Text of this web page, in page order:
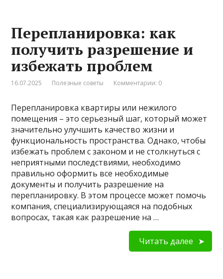
Перепланировка: как
получить разрешение и
избежать проблем
16.07.2025 Полезные советы Комментарии: 0
Перепланировка квартиры или нежилого
помещения – это серьезный шаг, который может
значительно улучшить качество жизни и
функциональность пространства. Однако, чтобы
избежать проблем с законом и не столкнуться с
неприятными последствиями, необходимо
правильно оформить все необходимые
документы и получить разрешение на
перепланировку. В этом процессе может помочь
компания, специализирующаяся на подобных
вопросах, такая как разрешение на …
Читать далее